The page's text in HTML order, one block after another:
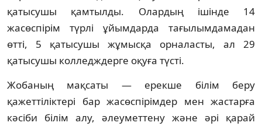
қатысушы қамтылды. Олардың ішінде 14
жасөспірім түрлі ұйымдарда тағылымдамадан
өтті, 5 қатысушы жұмысқа орналасты, ал 29
қатысушы колледждерге оқуға түсті.
Жобаның мақсаты — ерекше білім беру
қажеттіліктері бар жасөспірімдер мен жастарға
кәсіби білім алу, әлеуметтену және әрі қарай